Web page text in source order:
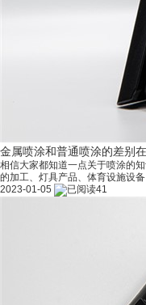
金属喷涂和普通喷涂的差别
相信大家都知道一点关于喷涂的
的加工、灯具产品、体育设施设
以分为金属喷涂和普通喷涂，下面，我
2023-01-05 41